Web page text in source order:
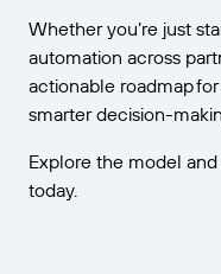
Normes
Intégrations
PRODUIT
Aérospatiale
Chimie
Alimentation et
Dispositifs médicaux
Témoignages clients
des partenaires.
Portail
Envoyez une
tous les produits
Whether you’re just
automation across
actionable roadmap
smarter decision-
Explore the model
today.